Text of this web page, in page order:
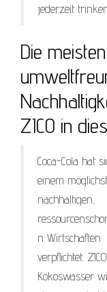
jederzeit
Die
ZICO in
Coca-Cola hat
einem möglichst
nachhaltigen,
n Wirtschaften
verpflichtet. ZICO
Kokoswasser